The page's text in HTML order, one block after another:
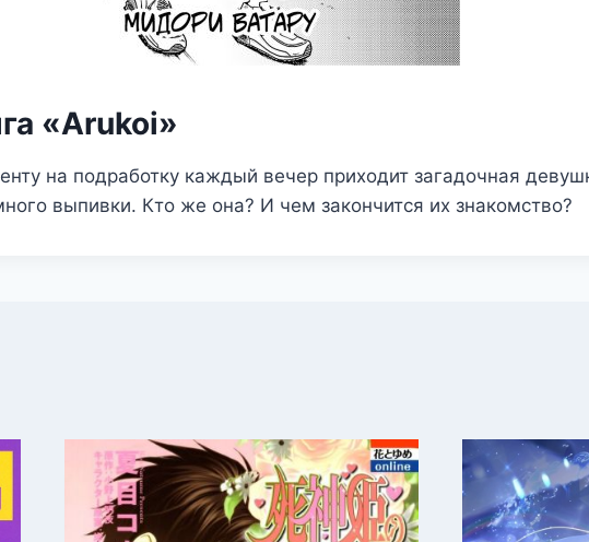
«Arukoi»
на подработку каждый вечер приходит загадочная
выпивки. Кто же она? И чем закончится их знакомство?